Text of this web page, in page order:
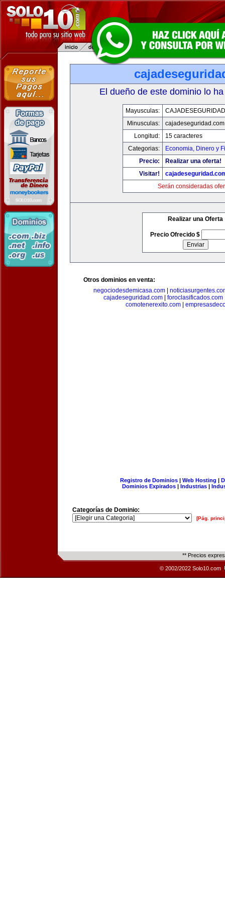
El dueño de este dominio lo
Mayusculas:
Minusculas:
cajadeseguridad.com
Longitud:
15 caracteres
Categorias:
Economia, Dinero y
Precio:
Realizar una oferta!
Visitar!
Serán consideradas
Realizar una Oferta
Precio Ofrecido $
Otros dominios en venta:
negociodesdemicasa.com
cajadeseguridad.com
foroclasificados.com
comotenerexito.com|
Registro de Dominios| Web Hosting |
Dominios Expirados | Industrias |
Categorías de Dominio:
[Pág.
** Precios
© 2002/2022 Solo10.com